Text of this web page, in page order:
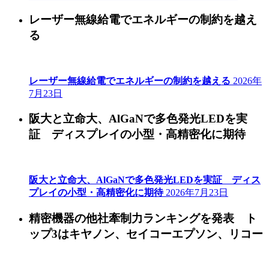
レーザー無線給電でエネルギーの制約を越え
る
レーザー無線給電でエネルギーの制約を越える 2026年
7月23日
阪大と立命大、AlGaNで多色発光LEDを実
証 ディスプレイの小型・高精密化に期待
阪大と立命大、AlGaNで多色発光LEDを実証 ディス
プレイの小型・高精密化に期待 2026年7月23日
精密機器の他社牽制力ランキングを発表 ト
ップ3はキヤノン、セイコーエプソン、リコー